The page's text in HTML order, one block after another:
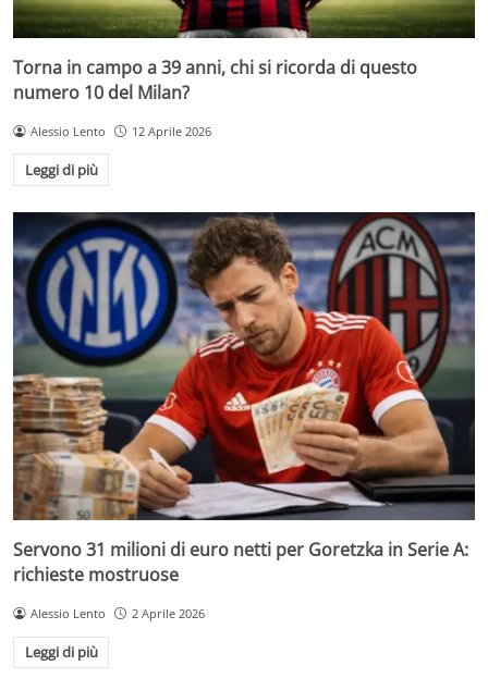
Torna in campo a 39 anni, chi si ricorda di questo
numero 10 del Milan?
Alessio Lento 12 Aprile 2026
Leggi di più
Servono 31 milioni di euro netti per Goretzka in Serie A:
richieste mostruose
Alessio Lento 2 Aprile 2026
Leggi di più